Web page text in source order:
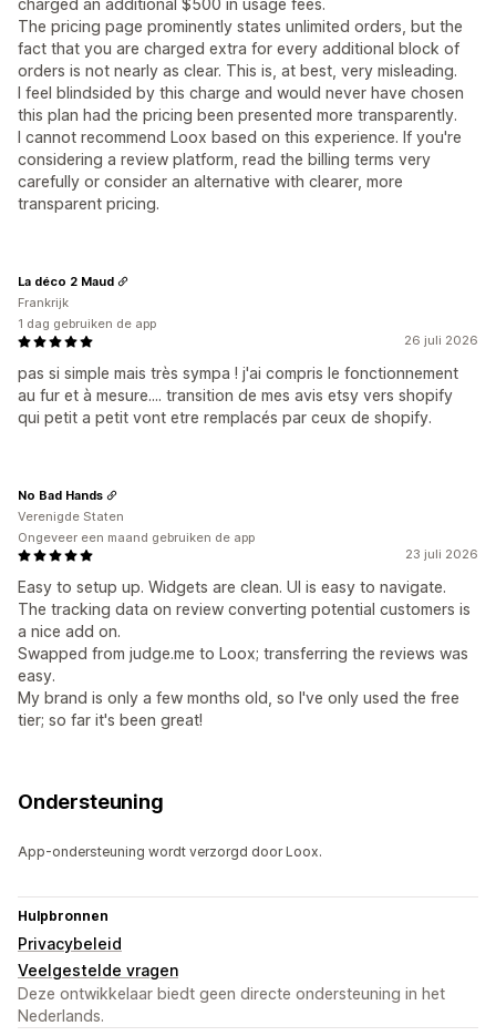
charged an additional $500 in usage fees.
The pricing page prominently states unlimited orders, but the
fact that you are charged extra for every additional block of
orders is not nearly as clear. This is, at best, very misleading.
I feel blindsided by this charge and would never have chosen
this plan had the pricing been presented more transparently.
I cannot recommend Loox based on this experience. If you're
considering a review platform, read the billing terms very
carefully or consider an alternative with clearer, more
transparent pricing.
26 juli 2026
pas si simple mais très sympa ! j'ai compris le fonctionnement
au fur et à mesure.... transition de mes avis etsy vers shopify
qui petit a petit vont etre remplacés par ceux de shopify.
La déco 2 Maud
Frankrijk
1 dag gebruiken de app
23 juli 2026
Easy to setup up. Widgets are clean. UI is easy to navigate.
The tracking data on review converting potential customers is
a nice add on.
Swapped from judge.me to Loox; transferring the reviews was
easy.
My brand is only a few months old, so I've only used the free
tier; so far it's been great!
No Bad Hands
Verenigde Staten
Ongeveer een maand gebruiken de app
Ondersteuning
App-ondersteuning wordt verzorgd door Loox.
Hulpbronnen
Privacybeleid
Veelgestelde vragen
Deze ontwikkelaar biedt geen directe ondersteuning in het
Nederlands.